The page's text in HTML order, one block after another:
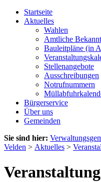
Startseite
Aktuelles
Wahlen
Amtliche
Bauleitpläne (in
Stellenangebote
Ausschreibungen
Notrufnummern
Bürgerservice
Über uns
Gemeinden
Sie sind hier:
Velden > Aktuelles >